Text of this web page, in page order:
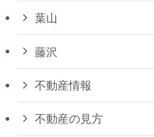
葉山
藤沢
不動産情報
不動産の見方